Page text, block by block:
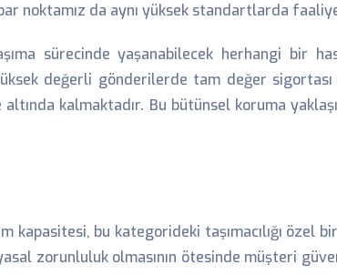
noktamız da aynı yüksek standartlarda
sürecinde yaşanabilecek herhangi bir
değerli gönderilerde tam değer sigortası
kalmaktadır. Bu bütünsel koruma
bu kategorideki taşımacılığı özel
zorunluluk olmasının ötesinde müşteri